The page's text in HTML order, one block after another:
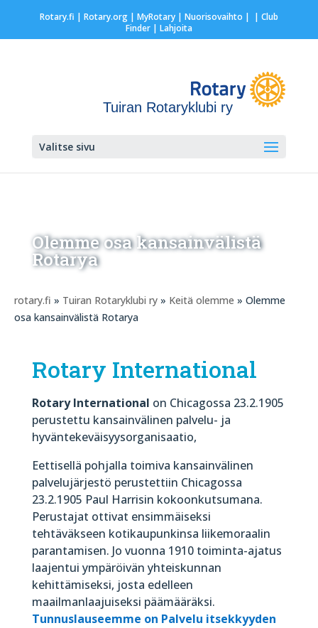
Rotary.fi | Rotary.org| MyRotary | Nuorisovaihto | | Club
Finder| Lahjoita
Tuiran Rotaryklubi ry
Valitse sivu
Olemme osa kansainvälistä
Rotarya
rotary.fi » Tuiran Rotaryklubi ry » Keitä olemme » Olemme
osa kansainvälistä Rotarya
Rotary International
Rotary International on Chicagossa 23.2.1905
perustettu kansainvälinen palvelu- ja
hyväntekeväisyysorganisaatio,
Eettisellä pohjalla toimiva kansainvälinen
palvelujärjestö perustettiin Chicagossa
23.2.1905 Paul Harrisin kokoonkutsumana.
Perustajat ottivat ensimmäiseksi
tehtäväkseen kotikaupunkinsa liikemoraalin
parantamisen. Jo vuonna 1910 toiminta-ajatus
laajentui ympäröivän yhteiskunnan
kehittämiseksi, josta edelleen
maailmanlaajuiseksi päämääräksi.
Tunnuslauseemme on Palvelu itsekkyyden